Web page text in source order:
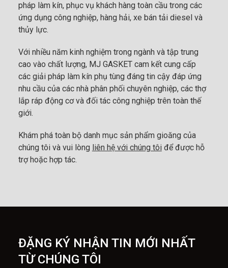
pháp làm kín, phục vụ khách hàng toàn cầu trong các
ứng dụng công nghiệp, hàng hải, xe bán tải diesel và
thủy lực.
Với nhiều năm kinh nghiệm trong ngành và tập trung
cao vào chất lượng, MJ GASKET cam kết cung cấp
các giải pháp làm kín phụ tùng đáng tin cậy đáp ứng
nhu cầu của các nhà phân phối chuyên nghiệp, các thợ
lắp ráp động cơ và đối tác công nghiệp trên toàn thế
giới.
Khám phá toàn bộ danh mục sản phẩm gioăng của
chúng tôi và vui lòng liên hệ với chúng tôiđể được hỗ
trợ hoặc hợp tác.
ĐẶNG KÝ NHẬN TIN MỚI NHẤT
TỪ CHÚNG TÔI